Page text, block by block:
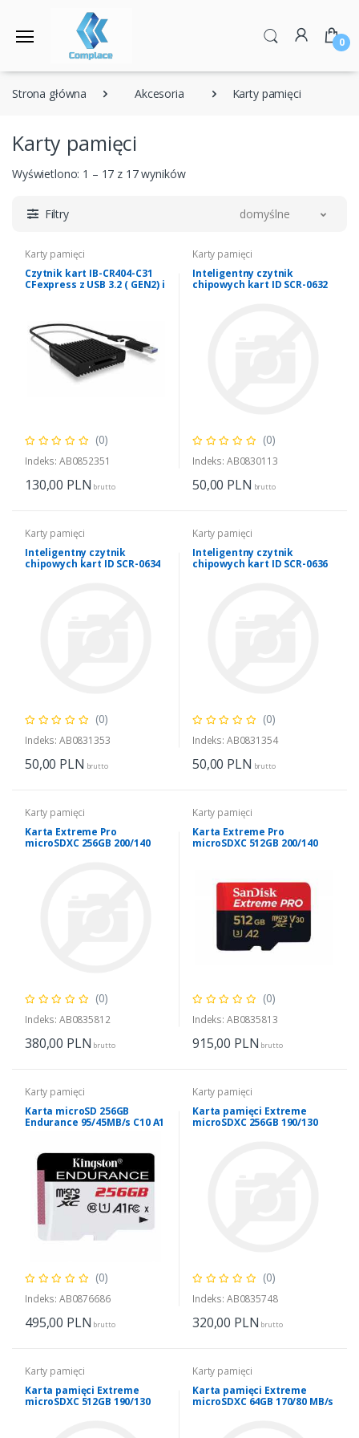
0
Strona główna Akcesoria Karty pamięci
Karty pamięci
Wyświetlono: 1 – 17 z 17 wyników
Filtry domyślne
Karty pamięci
Czytnik kart IB-CR404-C31
CFexpress z USB 3.2 ( GEN2) i
(0)
Indeks: AB0852351
130,00 PLN brutto
Karty pamięci
Inteligentny czytnik
chipowych kart ID SCR-0632
(0)
Indeks: AB0830113
50,00 PLN brutto
Karty pamięci
Inteligentny czytnik
chipowych kart ID SCR-0634
(0)
Indeks: AB0831353
50,00 PLN brutto
Karty pamięci
Inteligentny czytnik
chipowych kart ID SCR-0636
(0)
Indeks: AB0831354
50,00 PLN brutto
Karty pamięci
Karta Extreme Pro
microSDXC 256GB 200/140
(0)
Indeks: AB0835812
380,00 PLN brutto
Karty pamięci
Karta Extreme Pro
microSDXC 512GB 200/140
(0)
Indeks: AB0835813
915,00 PLN brutto
Karty pamięci
Karta microSD 256GB
Endurance 95/45MB/s C10 A1
(0)
Indeks: AB0876686
495,00 PLN brutto
Karty pamięci
Karta pamięci Extreme
microSDXC 256GB 190/130
(0)
Indeks: AB0835748
320,00 PLN brutto
Karty pamięci
Karta pamięci Extreme
microSDXC 512GB 190/130
Karty pamięci
Karta pamięci Extreme
microSDXC 64GB 170/80 MB/s